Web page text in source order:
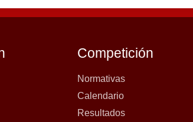
Competición
Normativas
Calendario
Resultados